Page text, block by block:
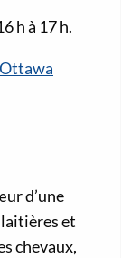
h à 17 h.
d’une
et
chevaux,